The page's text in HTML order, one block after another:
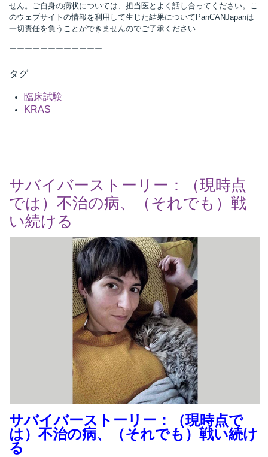
せん。ご自身の病状については、担当医とよく話し合ってください。こ
のウェブサイトの情報を利用して生じた結果についてPanCANJapanは
一切責任を負うことができませんのでご了承ください
ーーーーーーーーーーーー
タグ
臨床試験
KRAS
サバイバーストーリー：（現時点
では）不治の病、（それでも）戦
い続ける
サバイバーストーリー：（現時点で
は）不治の病、（それでも）戦い続け
る